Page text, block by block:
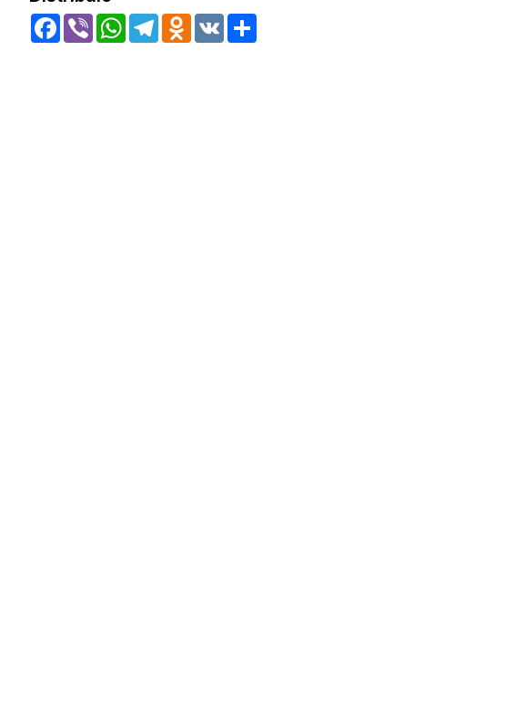
Facebook
Viber WhatsApp
TelegramOdnoklassniki
VK